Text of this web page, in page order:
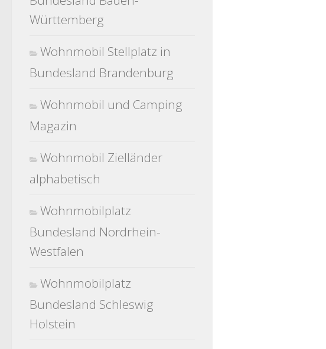
Württemberg
Wohnmobil Stellplatz in
Bundesland Brandenburg
Wohnmobil und Camping
Magazin
Wohnmobil Zielländer
alphabetisch
Wohnmobilplatz
Bundesland Nordrhein-
Westfalen
Wohnmobilplatz
Bundesland Schleswig
Holstein